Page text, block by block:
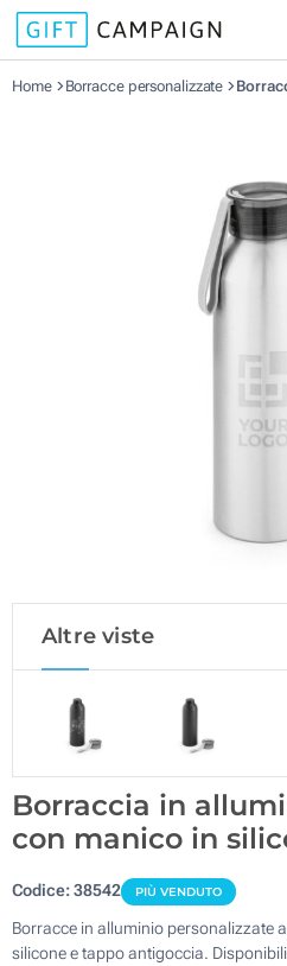
Home Borracce personalizzate
Altre viste
Borraccia in
con manico in
Codice:38542 PIÙ VENDUTO
Borracce in alluminio personalizzate
silicone e tappo antigoccia.